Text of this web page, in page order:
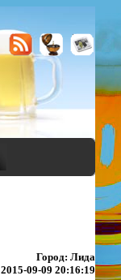
Город: Лида
2015-09-09 20:16:19